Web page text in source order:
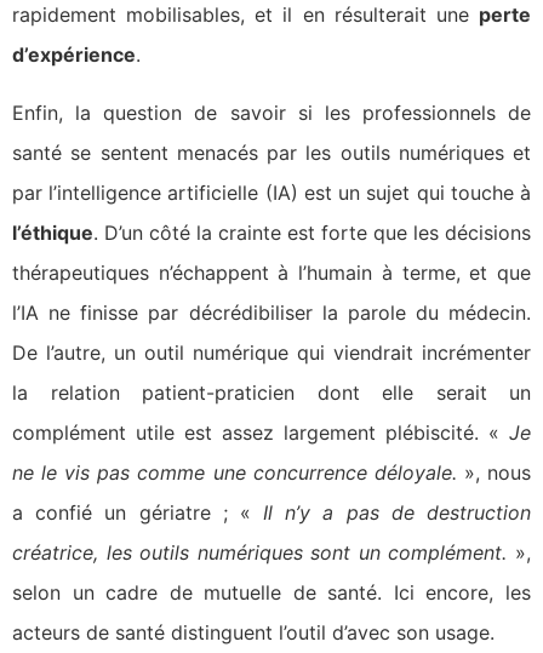
rapidement mobilisables, et il en résulterait une perte
d’expérience.
Enfin, la question de savoir si les professionnels de
santé se sentent menacés par les outils numériques et
par l’intelligence artificielle (IA) est un sujet qui touche à
l’éthique. D’un côté la crainte est forte que les décisions
thérapeutiques n’échappent à l’humain à terme, et que
l’IA ne finisse par décrédibiliser la parole du médecin.
De l’autre, un outil numérique qui viendrait incrémenter
la relation patient-praticien dont elle serait un
complément utile est assez largement plébiscité. « Je
ne le vis pas comme une concurrence déloyale. », nous
a confié un gériatre ; « Il n’y a pas de destruction
créatrice, les outils numériques sont un complément. »,
selon un cadre de mutuelle de santé. Ici encore, les
acteurs de santé distinguent l’outil d’avec son usage.